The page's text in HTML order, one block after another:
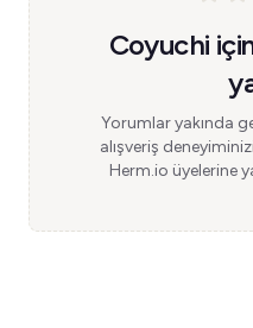
Coyuchi
Yorumlar yakında
alışveriş
Herm.io üyelerine